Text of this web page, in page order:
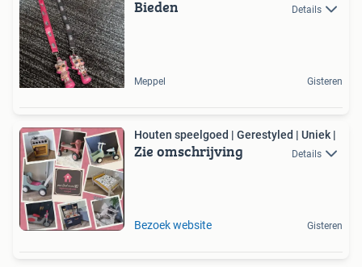
Bieden Details
Meppel Gisteren
Houten speelgoed | Gerestyled | Uniek |
Zie omschrijving Details
Bezoek website Gisteren